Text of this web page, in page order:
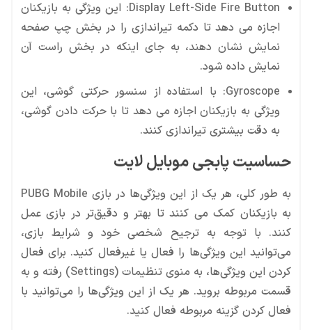
Display Left-Side Fire Button: این ویژگی به بازیکنان
اجازه می دهد تا دکمه تیراندازی را در بخش چپ صفحه
نمایش نشان دهند، به جای اینکه در بخش راست آن
نمایش داده شود.
Gyroscope: با استفاده از سنسور حرکتی گوشی، این
ویژگی به بازیکنان اجازه می دهد تا با حرکت دادن گوشی،
به دقت بیشتری تیراندازی کنند.
حساسیت پابجی موبایل لایت
به طور کلی، هر یک از این ویژگی‌ها در بازی PUBG Mobile
به بازیکنان کمک می کنند تا بهتر و دقیق‌تر در بازی عمل
کنند. با توجه به ترجیح شخصی خود و شرایط بازی،
می‌توانید این ویژگی‌ها را فعال یا غیرفعال کنید. برای فعال
کردن این ویژگی‌ها، به منوی تنظیمات (Settings) رفته و به
قسمت مربوطه بروید. هر یک از این ویژگی‌ها را می‌توانید با
فعال کردن گزینه مربوطه فعال کنید.